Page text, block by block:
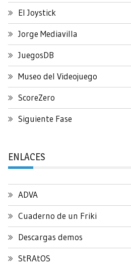
El Joystick
Jorge Mediavilla
JuegosDB
Museo del Videojuego
ScoreZero
Siguiente Fase
ENLACES
ADVA
Cuaderno de un Friki
Descargas demos
StRAtOS